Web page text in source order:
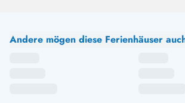
Andere mögen diese Ferienhäuser